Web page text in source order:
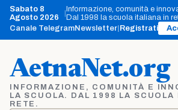
Vai
contenuto
Sabato 8
Agosto 2026
Informazione, comunità e
Dal 1998 la scuola italiana in
Canale TelegramNewsletter Registrati
AetnaNet.org
INFORMAZIONE, COMUNITÀ E
LA SCUOLA. DAL 1998 LA SCUOLA
RETE.